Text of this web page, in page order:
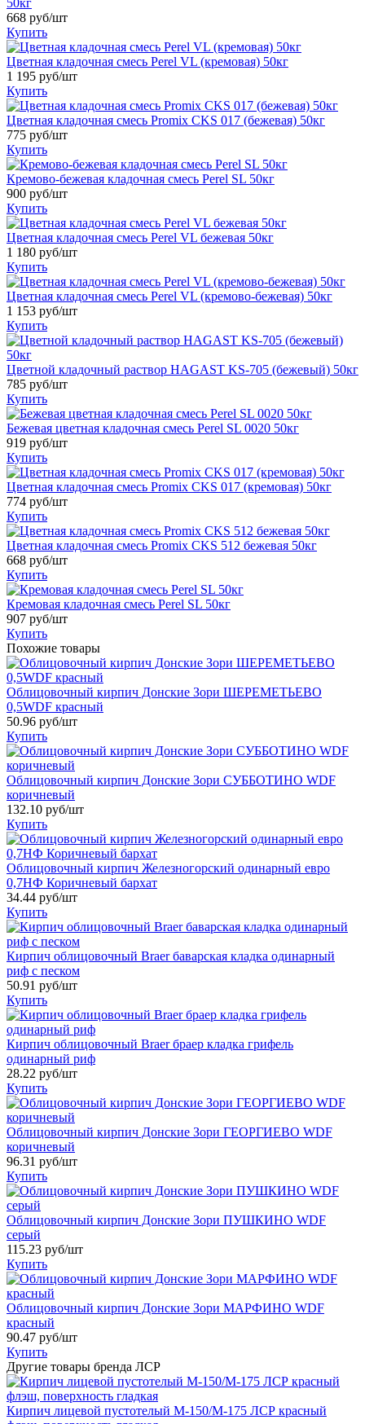
668 руб/шт
Купить
Цветная кладочная смесь Perel VL (кремовая) 50кг
1 195 руб/шт
Купить
Цветная кладочная смесь Promix CKS 017 (бежевая) 50кг
775 руб/шт
Купить
Кремово-бежевая кладочная смесь Perel SL 50кг
900 руб/шт
Купить
Цветная кладочная смесь Perel VL бежевая 50кг
1 180 руб/шт
Купить
Цветная кладочная смесь Perel VL (кремово-бежевая) 50кг
1 153 руб/шт
Купить
Цветной кладочный раствор HAGAST KS-705 (бежевый) 50кг
785 руб/шт
Купить
Бежевая цветная кладочная смесь Perel SL 0020 50кг
919 руб/шт
Купить
Цветная кладочная смесь Promix CKS 017 (кремовая) 50кг
774 руб/шт
Купить
Цветная кладочная смесь Promix CKS 512 бежевая 50кг
668 руб/шт
Купить
Кремовая кладочная смесь Perel SL 50кг
907 руб/шт
Купить
Похожие товары
Облицовочный кирпич Донские Зори ШЕРЕМЕТЬЕВО
0,5WDF красный
50.96 руб/шт
Купить
Облицовочный кирпич Донские Зори СУББОТИНО WDF
коричневый
132.10 руб/шт
Купить
Облицовочный кирпич Железногорский одинарный евро
0,7НФ Коричневый бархат
34.44 руб/шт
Купить
Кирпич облицовочный Braer баварская кладка одинарный
риф с песком
50.91 руб/шт
Купить
Кирпич облицовочный Braer браер кладка грифель
одинарный риф
28.22 руб/шт
Купить
Облицовочный кирпич Донские Зори ГЕОРГИЕВО WDF
коричневый
96.31 руб/шт
Купить
Облицовочный кирпич Донские Зори ПУШКИНО WDF
серый
115.23 руб/шт
Купить
Облицовочный кирпич Донские Зори МАРФИНО WDF
красный
90.47 руб/шт
Купить
Другие товары бренда ЛСР
Кирпич лицевой пустотелый М-150/М-175 ЛСР красный